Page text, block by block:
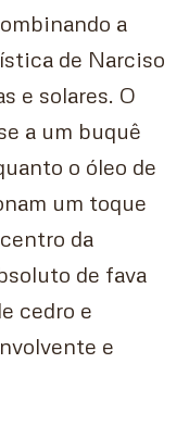
a
de Narciso
e solares. O
a um buquê
o óleo de
um toque
da
de fava
cedro e
e